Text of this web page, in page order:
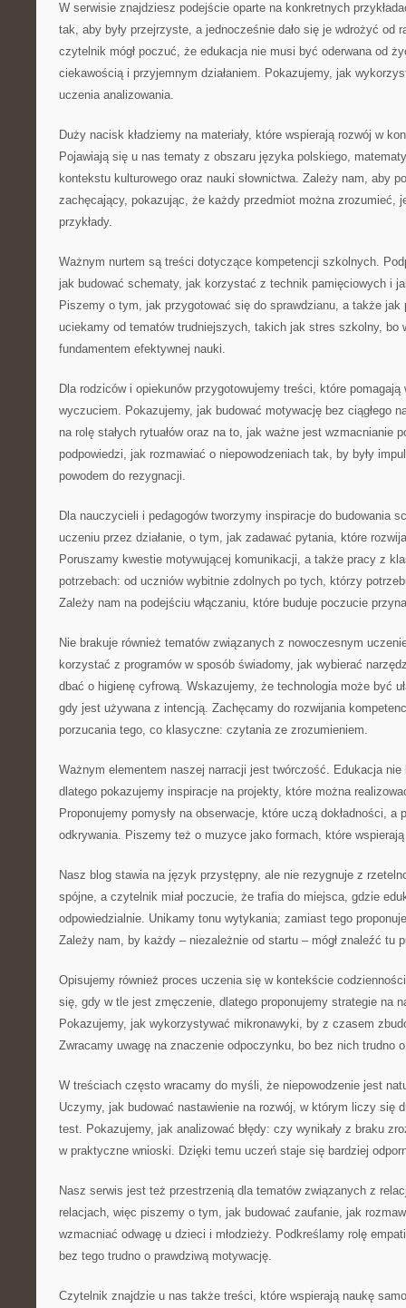
W serwisie znajdziesz podejście oparte na konkretnych
tak, aby były przejrzyste, a jednocześnie dało się je wdrożyć od
czytelnik mógł poczuć, że edukacja nie musi być oderwana od
ciekawością i przyjemnym działaniem. Pokazujemy, jak
uczenia analizowania.
Duży nacisk kładziemy na materiały, które wspierają rozwój w
Pojawiają się u nas tematy z obszaru języka polskiego,
kontekstu kulturowego oraz nauki słownictwa. Zależy nam, aby
zachęcający, pokazując, że każdy przedmiot można zrozumieć,
przykłady.
Ważnym nurtem są treści dotyczące kompetencji szkolnych.
jak budować schematy, jak korzystać z technik pamięciowych i
Piszemy o tym, jak przygotować się do sprawdzianu, a także jak
uciekamy od tematów trudniejszych, takich jak stres szkolny, bo
fundamentem efektywnej nauki.
Dla rodziców i opiekunów przygotowujemy treści, które
wyczuciem. Pokazujemy, jak budować motywację bez ciągłego
na rolę stałych rytuałów oraz na to, jak ważne jest wzmacnianie
podpowiedzi, jak rozmawiać o niepowodzeniach tak, by były
powodem do rezygnacji.
Dla nauczycieli i pedagogów tworzymy inspiracje do budowania
uczeniu przez działanie, o tym, jak zadawać pytania, które
Poruszamy kwestie motywującej komunikacji, a także pracy z
potrzebach: od uczniów wybitnie zdolnych po tych, którzy
Zależy nam na podejściu włączaniu, które buduje poczucie
Nie brakuje również tematów związanych z nowoczesnym
korzystać z programów w sposób świadomy, jak wybierać
dbać o higienę cyfrową. Wskazujemy, że technologia może być
gdy jest używana z intencją. Zachęcamy do rozwijania
porzucania tego, co klasyczne: czytania ze zrozumieniem.
Ważnym elementem naszej narracji jest twórczość. Edukacja
dlatego pokazujemy inspiracje na projekty, które można
Proponujemy pomysły na obserwacje, które uczą dokładności, a
odkrywania. Piszemy też o muzyce jako formach, które
Nasz blog stawia na język przystępny, ale nie rezygnuje z
spójne, a czytelnik miał poczucie, że trafia do miejsca, gdzie
odpowiedzialnie. Unikamy tonu wytykania; zamiast tego
Zależy nam, by każdy – niezależnie od startu – mógł znaleźć tu
Opisujemy również proces uczenia się w kontekście
się, gdy w tle jest zmęczenie, dlatego proponujemy strategie na
Pokazujemy, jak wykorzystywać mikronawyki, by z czasem
Zwracamy uwagę na znaczenie odpoczynku, bo bez nich trudno
W treściach często wracamy do myśli, że niepowodzenie jest
Uczymy, jak budować nastawienie na rozwój, w którym liczy się
test. Pokazujemy, jak analizować błędy: czy wynikały z braku
w praktyczne wnioski. Dzięki temu uczeń staje się bardziej
Nasz serwis jest też przestrzenią dla tematów związanych z
relacjach, więc piszemy o tym, jak budować zaufanie, jak
wzmacniać odwagę u dzieci i młodzieży. Podkreślamy rolę
bez tego trudno o prawdziwą motywację.
Czytelnik znajdzie u nas także treści, które wspierają naukę